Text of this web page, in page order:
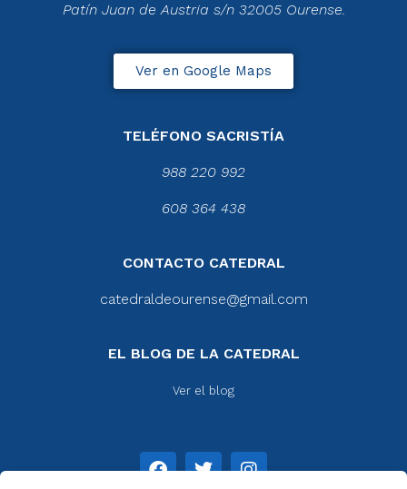
Patín Juan de Austria s/n 32005 Ourense.
Ver en Google Maps
TELÉFONO SACRISTÍA
988 220 992
608 364 438
CONTACTO CATEDRAL
catedraldeourense@gmail.com
EL BLOG DE LA CATEDRAL
Ver el blog